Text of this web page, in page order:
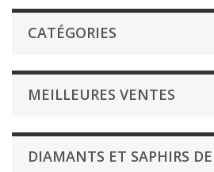
CATÉGORIES
MEILLEURES VENTES
DIAMANTS ET SAPHIRS